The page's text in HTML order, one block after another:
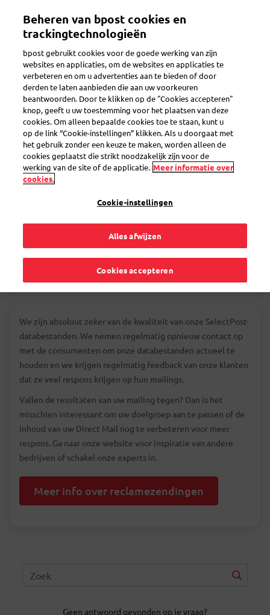
inhoud
Toggle navigation
Er is een probleem
Ik kreeg geen enkele
reactie op mijn
Direct Mail. Zijn jullie
adresgegevens wel
in orde?
We zijn absoluut zeker van de kwaliteit van onze SelectPost-
databestanden. We nemen regelmatig opnieuw contact op
met de consumenten om onze databestanden actueel te
houden en we krijgen regelmatig feedback van onze klanten
dat ze veel respons krijgen op hun mailings.
Vallen de resultaten van uw mailing tegen? Dan is het
misschien interessant om uw doelgroep aan te passen of de
inhoud van uw Direct Mail nog te verbeteren voor meer
respons. Ga naar onze website voor inspiratie van andere
bedrijven of schakel onze experts in.
Meer info over reclamezendingen
Geen antwoord gevonden op je vraag?
Beheren van bpost cookies en
trackingtechnologieën
bpost gebruikt cookies voor de goede werking van zijn
websites en applicaties, om de websites en applicaties te
verbeteren en om u advertenties aan te bieden of door
derden te laten aanbieden die aan uw voorkeuren
beantwoorden. Door te klikken op de "Cookies accepteren"
knop, geeft u uw toestemming voor het plaatsen van deze
cookies. Om alleen bepaalde cookies toe te staan, kunt u
op de link “Cookie-instellingen” klikken. Als u doorgaat met
het gebruik zonder een keuze te maken, worden alleen de
cookies geplaatst die strikt noodzakelijk zijn voor de
werking van de site of de applicatie. Meer informatie over
cookies.
Cookie-instellingen
Alles afwijzen
Cookies accepteren